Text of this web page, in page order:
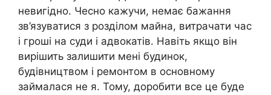
невигідно. Чесно кажучи, немає бажання
зв’язуватися з розділом майна, витрачати час
і гроші на суди і адвокатів. Навіть якщо він
вирішить залишити мені будинок,
будівництвом і ремонтом в основному
займалася не я. Тому, доробити все це буде